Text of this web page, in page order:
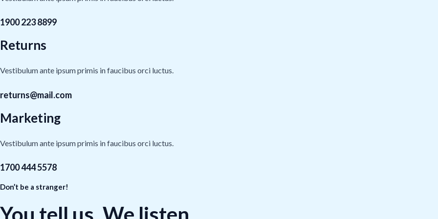
1900 223 8899
Returns
Vestibulum ante ipsum primis in faucibus orci luctus.
returns@mail.com
Marketing
Vestibulum ante ipsum primis in faucibus orci luctus.
1700 444 5578
Don’t be a stranger!